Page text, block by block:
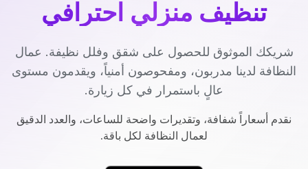
تنظيف منزلي احترافي
شريكك الموثوق للحصول على شقق وفلل نظيفة. عمال
النظافة لدينا مدربون، ومفحوصون أمنياً، ويقدمون مستوى
عالٍ باستمرار في كل زيارة.
نقدم أسعاراً شفافة، وتقديرات واضحة للساعات، والعدد الدقيق
لعمال النظافة لكل باقة.